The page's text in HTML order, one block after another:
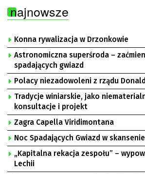
najnowsze
Konna rywalizacja w Drzonkowie
Astronomiczna superśroda –
spadających gwiazd
Polacy niezadowoleni z rządu
Tradycje winiarskie, jako
konsultacje i projekt
Zagra Capella Viridimontana
Noc Spadających Gwiazd w
„Kapitalna rekacja zespołu” –
Lechii